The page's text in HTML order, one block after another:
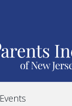
Events